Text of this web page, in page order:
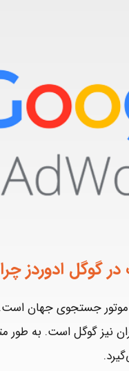
در گوگل ادوردز
جستجوی جهان است.